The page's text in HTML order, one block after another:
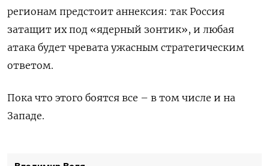
регионам предстоит аннексия: так Россия
затащит их под «ядерный зонтик», и любая
атака будет чревата ужасным стратегическим
ответом.
Пока что этого боятся все – в том числе и на
Западе.